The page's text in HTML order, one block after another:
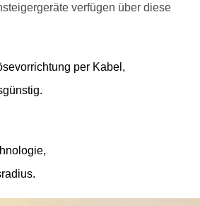
verfügen über diese
per Kabel,